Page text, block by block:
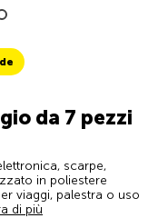
da 7 pezzi
scarpe,
in poliestere
viaggi, palestra o uso
di più